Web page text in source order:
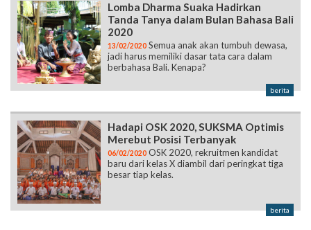
Lomba Dharma Suaka Hadirkan
Tanda Tanya dalam Bulan Bahasa Bali
2020
13/02/2020 Semua anak akan tumbuh dewasa,
jadi harus memiliki dasar tata cara dalam
berbahasa Bali. Kenapa?
berita
Hadapi OSK 2020, SUKSMA Optimis
Merebut Posisi Terbanyak
06/02/2020 OSK 2020, rekruitmen kandidat
baru dari kelas X diambil dari peringkat tiga
besar tiap kelas.
berita